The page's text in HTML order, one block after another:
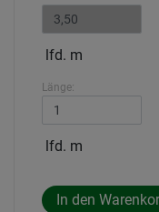
lfd. m
Länge:
lfd. m